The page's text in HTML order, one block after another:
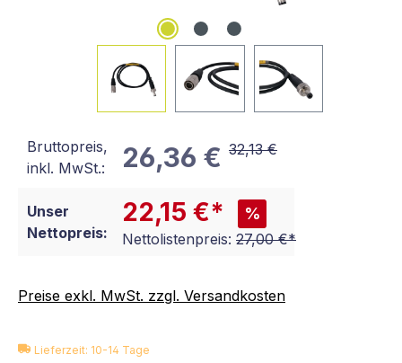
Bruttopreis,
inkl. MwSt.:
26,36 € 32,13 €
Unser
Nettopreis:
22,15 €* %
Nettolistenpreis: 27,00 €*
Preise exkl. MwSt. zzgl. Versandkosten
Lieferzeit: 10-14 Tage